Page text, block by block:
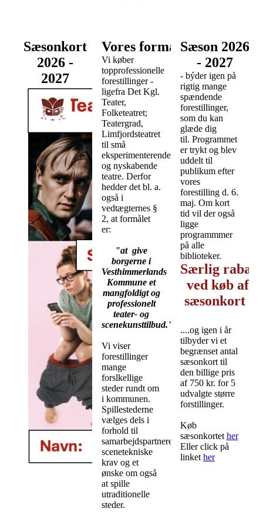
Sæsonkort
2026 -
2027
Vores formål
Vi køber
topprofessionelle
forestillinger -
ligefra Det Kgl.
Teater,
Folketeatret;
Teatergrad,
Limfjordsteatret
til små
eksperimenterende
og nyskabende
teatre. Derfor
hedder det bl. a.
også i
vedtægternes §
2, at formålet
er:
"at give
borgerne i
Vesthimmerlands
Kommune et
mangfoldigt og
professionelt
teater- og
scenekunsttilbud."
Vi viser
forestillinger
mange
forslkellige
steder rundt om
i kommunen.
Spillestederne
vælges dels i
forhold til
samarbejdspartnere,
scenetekniske
krav og et
ønske om også
at spille
utraditionelle
steder.
Sæson 2026
- 2027
- býder igen på
rigtig mange
spændende
forestillinger,
som du kan
glæde dig
til. Programmet
er trykt og blev
uddelt til
publikum efter
vores
forestilling d. 6.
maj. Om kort
tid vil der også
ligge
programmmer
på alle
biblioteker.
Særlig rabat
ved køb af
sæsonkortr
....og igen i år
tilbyder vi et
begrænset antal
sæsonkort til
den billige pris
af 750 kr. for 5
udvalgte større
forstillinger.
Køb
sæsonkortether
Eller click på
linkether